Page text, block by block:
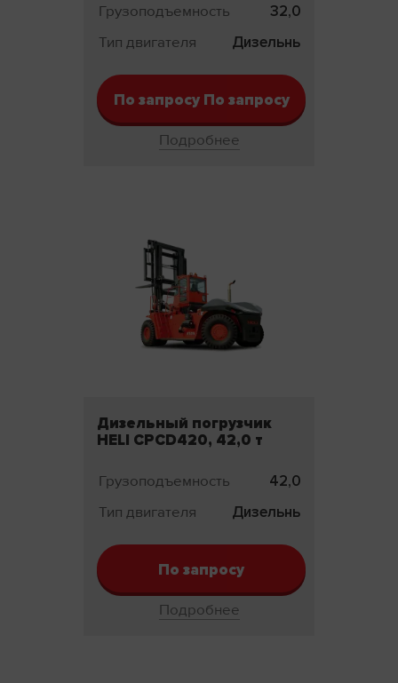
Грузоподъемность
32,0 т
Тип двигателя
Дизельный
По запросу По запросу
Подробнее
Дизельный погрузчик
HELI CPCD420, 42,0 т
Грузоподъемность
42,0 т
Тип двигателя
Дизельный
По запросу
Подробнее